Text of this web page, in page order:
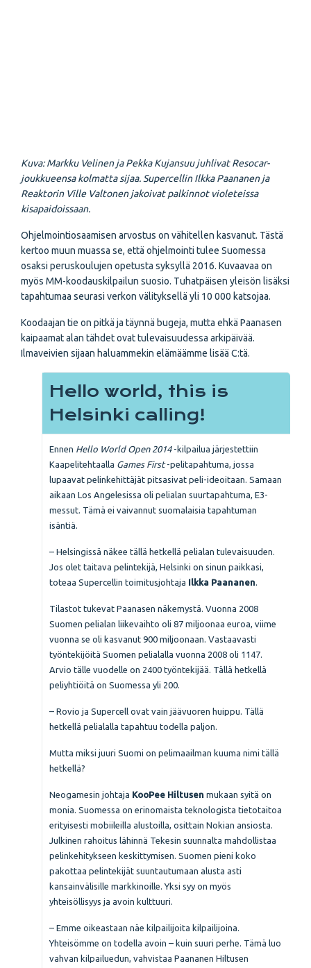
Kuva: Markku Velinen ja Pekka Kujansuu juhlivat Resocar-
joukkueensa kolmatta sijaa. Supercellin Ilkka Paananen ja
Reaktorin Ville Valtonenjakoivat palkinnot violeteissa
kisapaidoissaan.
Ohjelmointiosaamisen arvostus on vähitellen kasvanut. Tästä
kertoo muun muassa se, että ohjelmointi tulee Suomessa
osaksi peruskoulujen opetusta syksyllä 2016. Kuvaavaa on
myös MM-koodauskilpailun suosio. Tuhatpäisen yleisön lisäksi
tapahtumaa seurasi verkon välityksellä yli 10 000 katsojaa.
Koodaajan tie on pitkä ja täynnä bugeja, mutta ehkä Paanasen
kaipaamat alan tähdet ovat tulevaisuudessa arkipäivää.
Ilmaveivien sijaan haluammekin elämäämme lisää C:tä.
Hello world, this is
Helsinki calling!
Ennen Hello World Open 2014-kilpailua järjestettiin
Kaapelitehtaalla Games First-pelitapahtuma, jossa
lupaavat pelinkehittäjät pitsasivat peli-ideoitaan. Samaan
aikaan Los Angelesissa oli pelialan suurtapahtuma, E3-
messut. Tämä ei vaivannut suomalaisia tapahtuman
isäntiä.
– Helsingissä näkee tällä hetkellä pelialan tulevaisuuden.
Jos olet taitava pelintekijä, Helsinki on sinun paikkasi,
toteaa Supercellin toimitusjohtaja Ilkka Paananen.
Tilastot tukevat Paanasen näkemystä. Vuonna 2008
Suomen pelialan liikevaihto oli 87 miljoonaa euroa, viime
vuonna se oli kasvanut 900 miljoonaan. Vastaavasti
työntekijöitä Suomen pelialalla vuonna 2008 oli 1147.
Arvio tälle vuodelle on 2400 työntekijää. Tällä hetkellä
peliyhtiöitä on Suomessa yli 200.
– Rovio ja Supercell ovat vain jäävuoren huippu. Tällä
hetkellä pelialalla tapahtuu todella paljon.
Mutta miksi juuri Suomi on pelimaailman kuuma nimi tällä
hetkellä?
Neogamesin johtaja KooPee Hiltusen mukaan syitä on
monia. Suomessa on erinomaista teknologista tietotaitoa
erityisesti mobiileilla alustoilla, osittain Nokian ansiosta.
Julkinen rahoitus lähinnä Tekesin suunnalta mahdollistaa
pelinkehitykseen keskittymisen. Suomen pieni koko
pakottaa pelintekijät suuntautumaan alusta asti
kansainvälisille markkinoille. Yksi syy on myös
yhteisöllisyys ja avoin kulttuuri.
– Emme oikeastaan näe kilpailijoita kilpailijoina.
Yhteisömme on todella avoin – kuin suuri perhe. Tämä luo
vahvan kilpailuedun, vahvistaa Paananen Hiltusen